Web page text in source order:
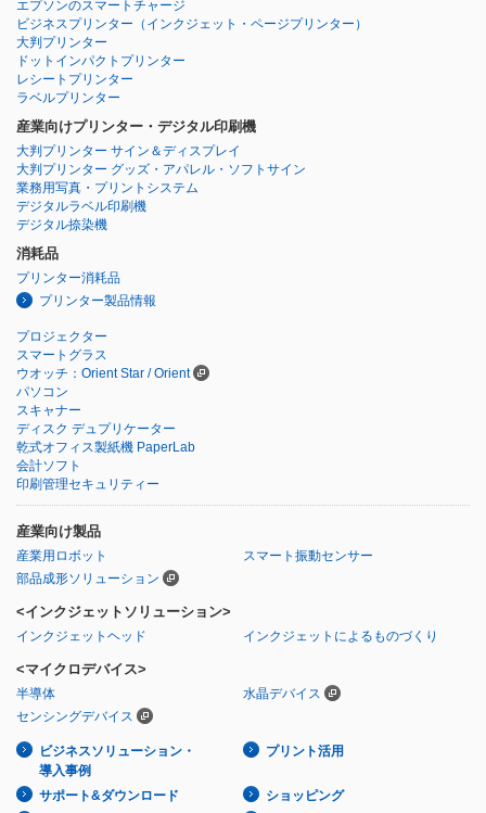
エプソンのスマートチャージ
ビジネスプリンター （インクジェット・ページプリンター）
大判プリンター
ドットインパクトプリンター
レシートプリンター
ラベルプリンター
産業向けプリンター・デジタル印刷機
大判プリンター サイン＆ディスプレイ
大判プリンター グッズ・アパレル・ソフトサイン
業務用写真・プリントシステム
デジタルラベル印刷機
デジタル捺染機
消耗品
プリンター消耗品
プリンター製品情報
プロジェクター
スマートグラス
ウオッチ：Orient Star / Orient
パソコン
スキャナー
ディスク デュプリケーター
乾式オフィス製紙機 PaperLab
会計ソフト
印刷管理セキュリティー
産業向け製品
産業用ロボット
スマート振動センサー
部品成形ソリューション
<インクジェットソリューション>
インクジェットヘッド インクジェットによるものづくり
<マイクロデバイス>
半導体
水晶デバイス
センシングデバイス
ビジネスソリューション・
導入事例
プリント活用
サポート&ダウンロード ショッピング